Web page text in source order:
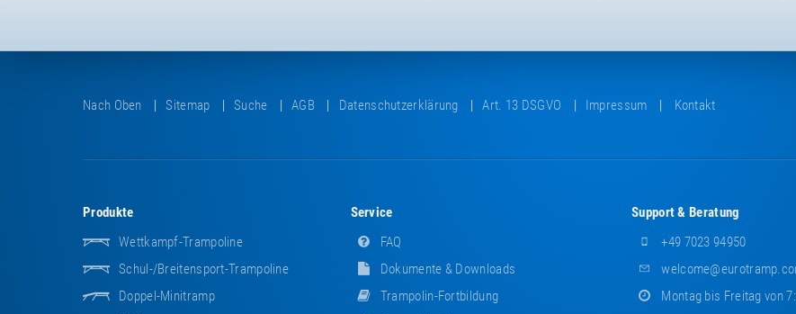
Nach Oben Sitemap Suche AGB Datenschutzerklärung Art. 13 DSGVO Impressum Kontakt
Produkte
Wettkampf-Trampoline
Schul-/Breitensport-Trampoline
Doppel-Minitramp
Service
FAQ
Dokumente & Downloads
Trampolin-Fortbildung
Support & Beratung
+49 7023 94950
Montag bis Freitag von